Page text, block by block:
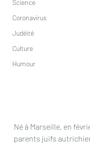
Science
Coronavirus
Judéité
Culture
Humour
Né à Marseille, en
parents juifs